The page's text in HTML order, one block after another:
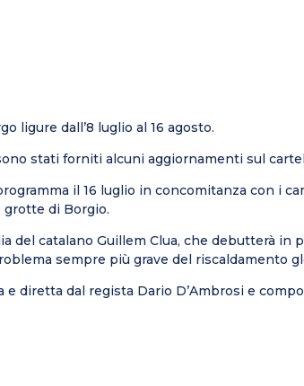
ligure dall’8 luglio al 16 agosto.
stati forniti alcuni aggiornamenti sul
il 16 luglio in concomitanza con i
grotte di Borgio.
del catalano Guillem Clua, che debutterà in
sempre più grave del riscaldamento
e diretta dal regista Dario D’Ambrosi e